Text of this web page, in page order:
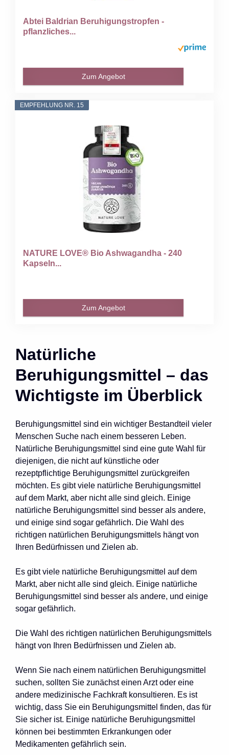
Abtei Baldrian Beruhigungstropfen -
pflanzliches...
Zum Angebot
EMPFEHLUNG NR. 15
NATURE LOVE® Bio Ashwagandha - 240
Kapseln...
Zum Angebot
Natürliche
Beruhigungsmittel – das
Wichtigste im Überblick
Beruhigungsmittel sind ein wichtiger Bestandteil vieler
Menschen Suche nach einem besseren Leben.
Natürliche Beruhigungsmittel sind eine gute Wahl für
diejenigen, die nicht auf künstliche oder
rezeptpflichtige Beruhigungsmittel zurückgreifen
möchten. Es gibt viele natürliche Beruhigungsmittel
auf dem Markt, aber nicht alle sind gleich. Einige
natürliche Beruhigungsmittel sind besser als andere,
und einige sind sogar gefährlich. Die Wahl des
richtigen natürlichen Beruhigungsmittels hängt von
Ihren Bedürfnissen und Zielen ab.
Es gibt viele natürliche Beruhigungsmittel auf dem
Markt, aber nicht alle sind gleich. Einige natürliche
Beruhigungsmittel sind besser als andere, und einige
sogar gefährlich.
Die Wahl des richtigen natürlichen Beruhigungsmittels
hängt von Ihren Bedürfnissen und Zielen ab.
Wenn Sie nach einem natürlichen Beruhigungsmittel
suchen, sollten Sie zunächst einen Arzt oder eine
andere medizinische Fachkraft konsultieren. Es ist
wichtig, dass Sie ein Beruhigungsmittel finden, das für
Sie sicher ist. Einige natürliche Beruhigungsmittel
können bei bestimmten Erkrankungen oder
Medikamenten gefährlich sein.